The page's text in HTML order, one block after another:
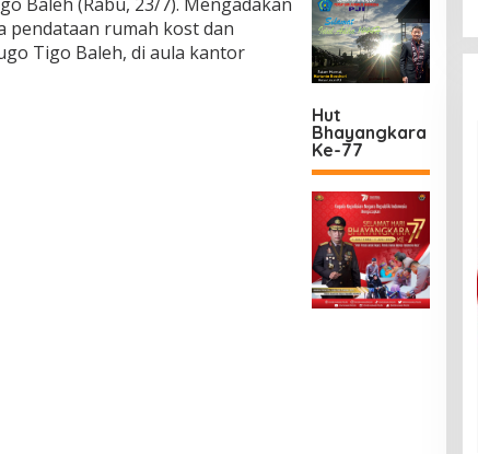
pendataan rumah kost dan
Tigo Baleh, di aula kantor
Hut
Bhayangkara
Ke-77